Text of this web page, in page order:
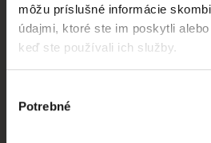
môžu príslušné informácie
údajmi, ktoré ste im poskytli
keď ste používali ich služby.
súhlasu
Potrebné